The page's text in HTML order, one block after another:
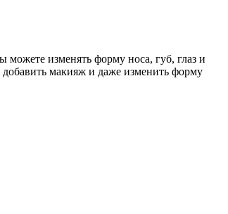
изменять форму носа, губ, глаз и
добавить макияж и даже изменить форму